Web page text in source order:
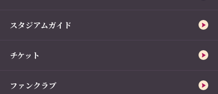
スタジアムガイド
チケット
ファンクラブ